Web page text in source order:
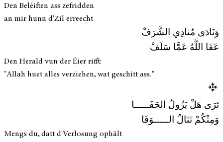
Den Beléiften ass zefridden
an mir hunn d'Zil erreecht
وَنَادَى مُنادِي الشَّرَفْ
عَفَا اللَّهُ عَمَّا سَلَفْ
Den Herald vun der Éier rifft:
"Allah huet alles verziehen, wat geschitt ass."
تَرَى هَلْ يَزُولُ الجَفَـــــا
وَمِنْكُمْ نَنَالُ الـــــوَفَا
Mengs du, datt d'Verlosung ophält